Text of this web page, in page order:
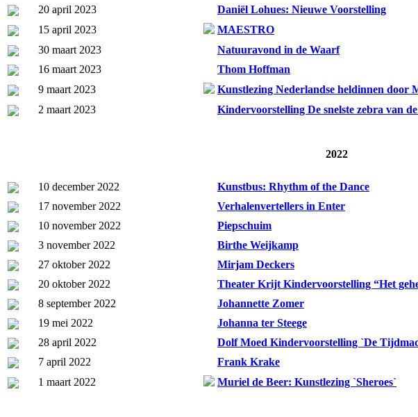
20 april 2023
Daniël Lohues: Nieuwe Voorstelling
15 april 2023
MAESTRO
30 maart 2023
Natuuravond in de Waarf
16 maart 2023
Thom Hoffman
9 maart 2023
Kunstlezing Nederlandse heldinnen door
2 maart 2023
Kindervoorstelling De snelste zebra van
2022
10 december 2022
Kunstbus: Rhythm of the Dance
17 november 2022
Verhalenvertellers in Enter
10 november 2022
Piepschuim
3 november 2022
Birthe Weijkamp
27 oktober 2022
Mirjam Deckers
20 oktober 2022
Theater Krijt Kindervoorstelling “Het
8 september 2022
Johannette Zomer
19 mei 2022
Johanna ter Steege
28 april 2022
Dolf Moed Kindervoorstelling `De
7 april 2022
Frank Krake
1 maart 2022
Muriel de Beer: Kunstlezing `Sheroes`